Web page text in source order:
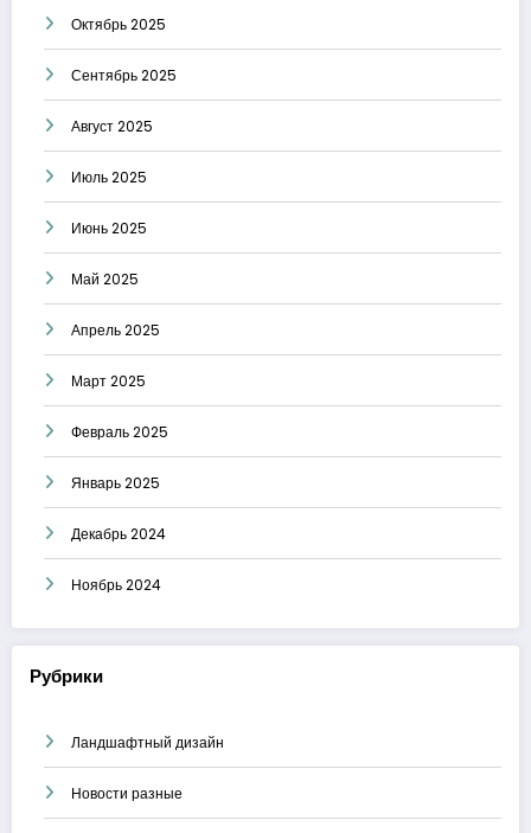
Октябрь 2025
Сентябрь 2025
Август 2025
Июль 2025
Июнь 2025
Май 2025
Апрель 2025
Март 2025
Февраль 2025
Январь 2025
Декабрь 2024
Ноябрь 2024
Рубрики
Ландшафтный дизайн
Новости разные